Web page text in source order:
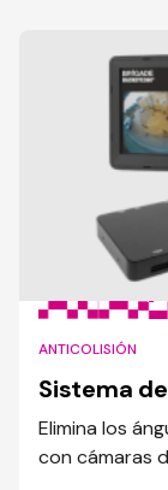
ANTICOLISIÓN
Sistema
Elimina los
con cámaras